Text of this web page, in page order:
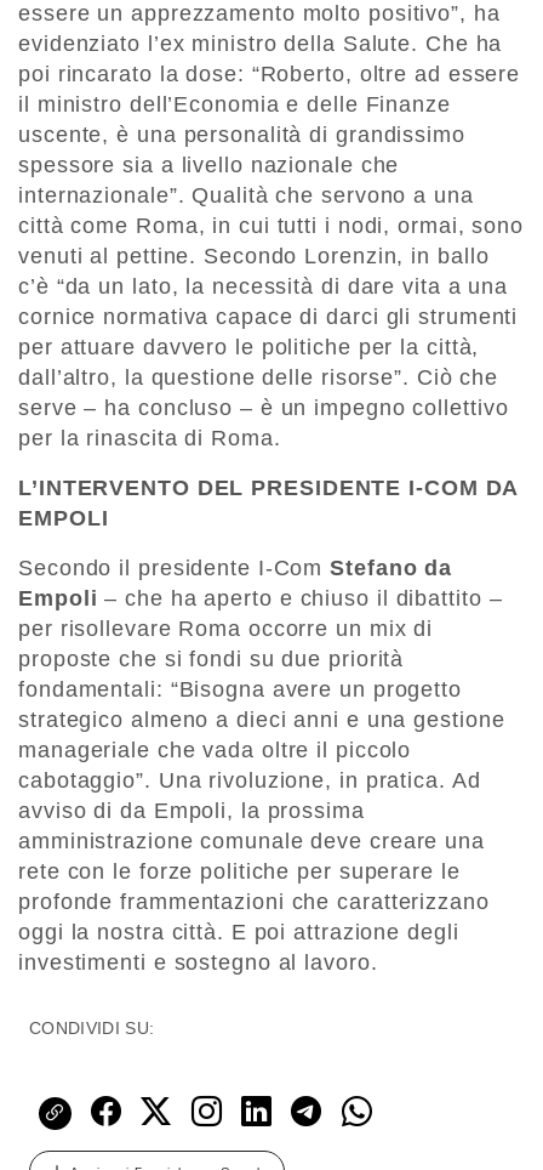
essere un apprezzamento molto positivo”, ha
evidenziato l’ex ministro della Salute. Che ha
poi rincarato la dose: “Roberto, oltre ad essere
il ministro dell’Economia e delle Finanze
uscente, è una personalità di grandissimo
spessore sia a livello nazionale che
internazionale”. Qualità che servono a una
città come Roma, in cui tutti i nodi, ormai, sono
venuti al pettine. Secondo Lorenzin, in ballo
c’è “da un lato, la necessità di dare vita a una
cornice normativa capace di darci gli strumenti
per attuare davvero le politiche per la città,
dall’altro, la questione delle risorse”. Ciò che
serve – ha concluso – è un impegno collettivo
per la rinascita di Roma.
L’INTERVENTO DEL PRESIDENTE I-COM DA
EMPOLI
Secondo il presidente I-ComStefano da
Empoli – che ha aperto e chiuso il dibattito –
per risollevare Roma occorre un mix di
proposte che si fondi su due priorità
fondamentali: “Bisogna avere un progetto
strategico almeno a dieci anni e una gestione
manageriale che vada oltre il piccolo
cabotaggio”. Una rivoluzione, in pratica. Ad
avviso di da Empoli, la prossima
amministrazione comunale deve creare una
rete con le forze politiche per superare le
profonde frammentazioni che caratterizzano
oggi la nostra città. E poi attrazione degli
investimenti e sostegno al lavoro.
CONDIVIDI SU: